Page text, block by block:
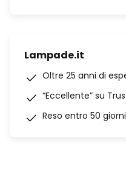
Lampade.it
Oltre 25 anni di
“Eccellente” su
Reso entro 50 giorni